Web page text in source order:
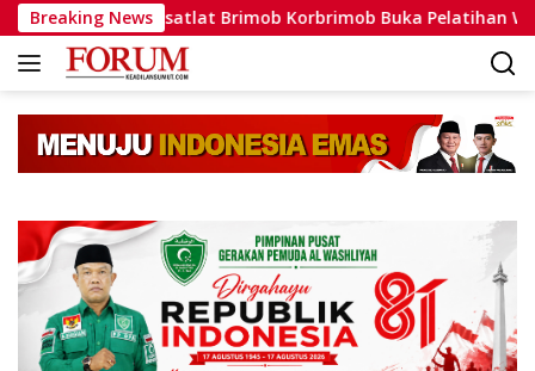
Langsung
ke
konten
Breaking News
Dansatlat Brimob Korbrimob Buka Pelatihan Wanteror